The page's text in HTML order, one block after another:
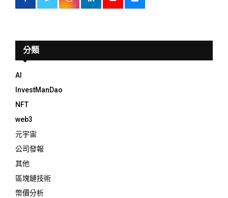
分類
AI
InvestManDao
NFT
web3
元宇宙
公司發報
其他
區塊鏈技術
幣價分析